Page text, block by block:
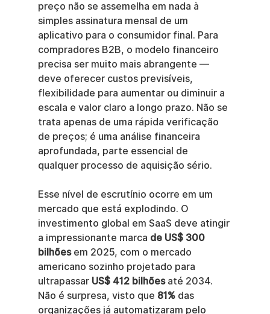
preço não se assemelha em nada à
simples assinatura mensal de um
aplicativo para o consumidor final. Para
compradores B2B, o modelo financeiro
precisa ser muito mais abrangente —
deve oferecer custos previsíveis,
flexibilidade para aumentar ou diminuir a
escala e valor claro a longo prazo. Não se
trata apenas de uma rápida verificação
de preços; é uma análise financeira
aprofundada, parte essencial de
qualquer processo de aquisição sério.
Esse nível de escrutínio ocorre em um
mercado que está explodindo. O
investimento global em SaaS deve atingir
a impressionante marca de US$ 300
bilhões em 2025, com o mercado
americano sozinho projetado para
ultrapassar US$ 412 bilhões até 2034.
Não é surpresa, visto que 81% das
organizações já automatizaram pelo